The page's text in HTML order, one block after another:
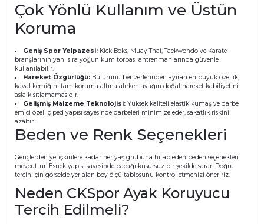
Çok Yönlü Kullanım ve Üstün
Koruma
Geniş Spor Yelpazesi: Kick Boks, Muay Thai, Taekwondo ve Karate
branşlarının yanı sıra yoğun kum torbası antrenmanlarında güvenle
kullanılabilir.
Hareket Özgürlüğü: Bu ürünü benzerlerinden ayıran en büyük özellik,
kaval kemiğini tam koruma altına alırken ayağın doğal hareket kabiliyetini
asla kısıtlamamasıdır.
Gelişmiş Malzeme Teknolojisi: Yüksek kaliteli elastik kumaş ve darbe
emici özel iç ped yapısı sayesinde darbeleri minimize eder, sakatlık riskini
azaltır.
Beden ve Renk Seçenekleri
Gençlerden yetişkinlere kadar her yaş grubuna hitap eden beden seçenekleri
mevcuttur. Esnek yapısı sayesinde bacağı kusursuz bir şekilde sarar. Doğru
tercih için görselde yer alan boy ölçü tablosunu kontrol etmenizi öneririz.
Neden CKSpor Ayak Koruyucu
Tercih Edilmeli?